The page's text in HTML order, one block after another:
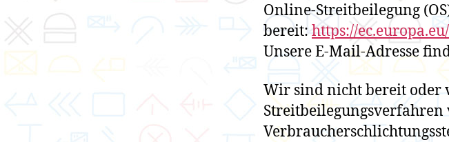
Online-Streitbeilegung
bereit:https://
Unsere E-Mail-Adresse
Wir sind nicht bereit oder